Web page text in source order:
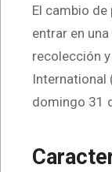
El cambio
entrar en
recolección
International
domingo 31